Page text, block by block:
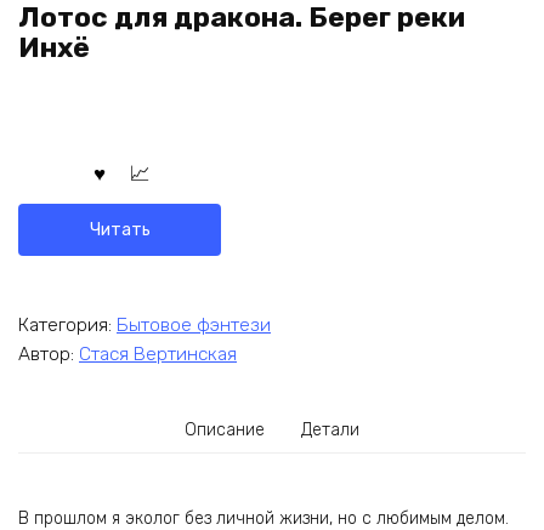
Лотос для дракона. Берег реки
Инхё
Читать
Категория: Бытовое фэнтези
Автор: Стася Вертинская
Описание Детали
В прошлом я эколог без личной жизни, но с любимым делом.